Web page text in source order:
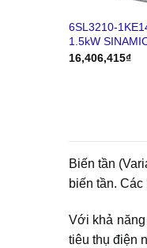
6SL3210-
1.5kW
16,406,415₫
Biến tần
biến tần.
Với khả
tiêu thụ điện